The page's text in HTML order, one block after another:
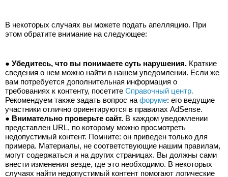
В некоторых случаях вы можете подать апелляцию. При
этом обратите внимание на следующее:
● Убедитесь, что вы понимаете суть нарушения. Краткие
сведения о нем можно найти в нашем уведомлении. Если же
вам потребуется дополнительная информация о
требованиях к контенту, посетите Справочный центр.
Рекомендуем также задать вопрос на форуме: его ведущие
участники отлично ориентируются в правилах AdSense.
● Внимательно проверьте сайт. В каждом уведомлении
представлен URL, по которому можно просмотреть
недопустимый контент. Помните: он приведен только для
примера. Материалы, не соответствующие нашим правилам,
могут содержаться и на других страницах. Вы должны сами
внести изменения везде, где это необходимо. В некоторых